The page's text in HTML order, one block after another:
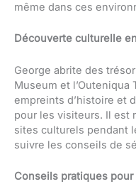
même dans ces
Découverte culturelle
George abrite des
Museum et l’Outeniqua
empreints d’histoire et
pour les visiteurs. Il est
sites culturels pendant
suivre les conseils de
Conseils pratiques